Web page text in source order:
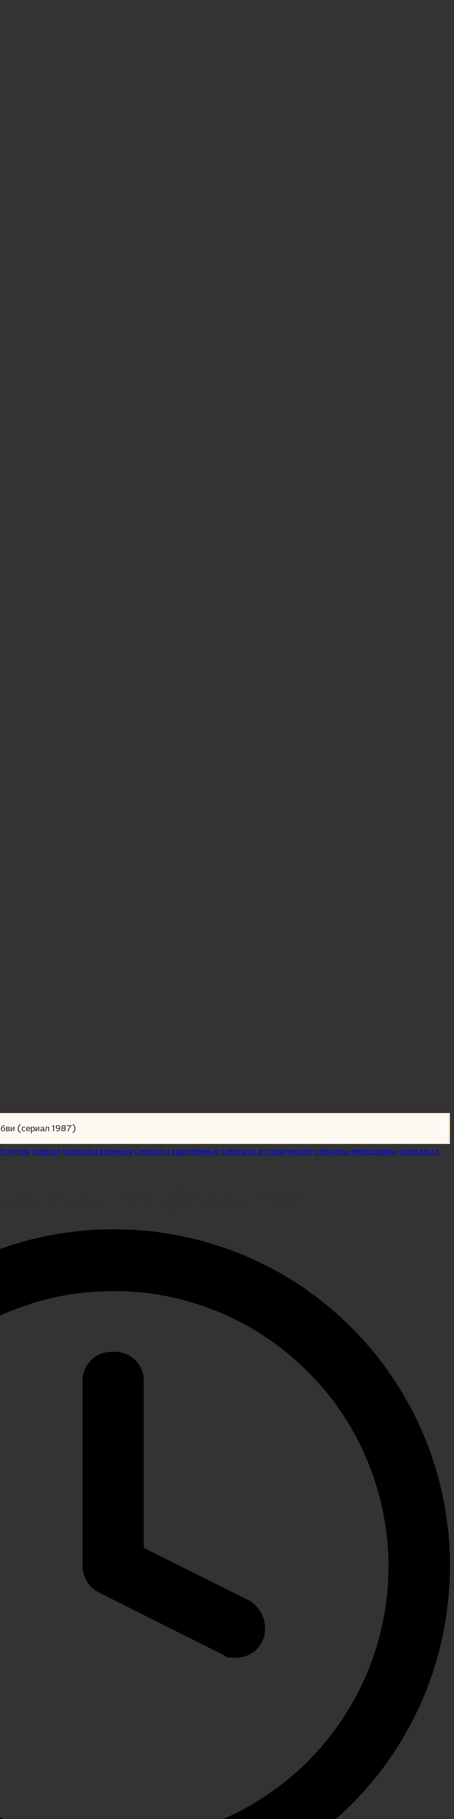
(сериал 1987)
сериал сериалы военныесериалы зарубежныесериалы историческиесериалы мелодрамы сериалы с